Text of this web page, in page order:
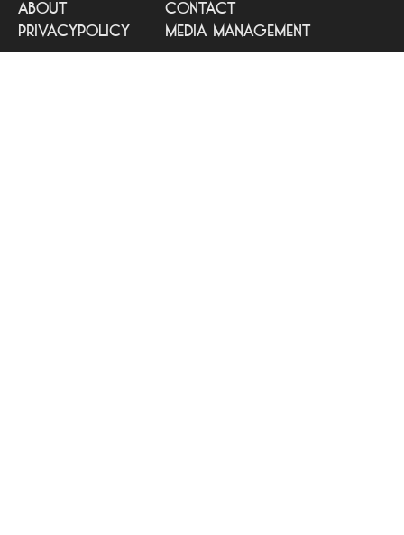
about
contact
privacypolicy
media management